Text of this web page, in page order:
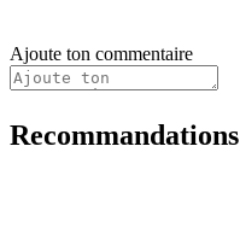
Ajoute ton commentaire
Recommandations